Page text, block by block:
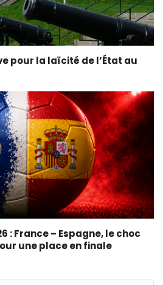
pour la laïcité de l’État au
: France – Espagne, le choc
une place en finale